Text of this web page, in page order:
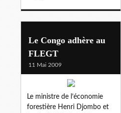
Le Congo adhère au
FLEGT
11 Mai 2009
Le ministre de l’économie
forestière Henri Djombo et